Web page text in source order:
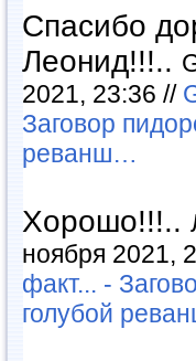
Спасибо
Леонид!!!..
2021, 23:36 //
Заговор
реванш…
Хорошо!!!..
ноября 2021,
факт... -
голубой